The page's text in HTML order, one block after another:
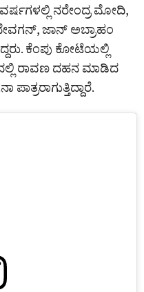
ನರೇಂದ್ರ ಮೋದಿ,
ಜಾನ್​ ಅಬ್ರಾಹಂ
ಕೆಂಪು ಕೋಟೆಯಲ್ಲಿ
ರಾವಣ ದಹನ ಮಾಡಿದ